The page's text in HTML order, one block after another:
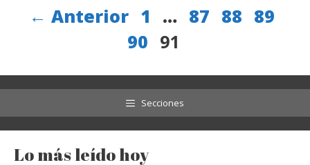
← Anterior Página
1 … Página
87 Página
88 89
90 Página
91
Secciones
Lo más leído hoy